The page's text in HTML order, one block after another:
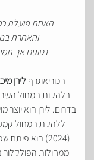
האחת פועלת
והאחרת
נסוגים אך
הכוריאוגרףלירן
בלהקות המחול
בדרום. לירן הוא יוצר
(2024) הוא
ממחולות הפולקלור